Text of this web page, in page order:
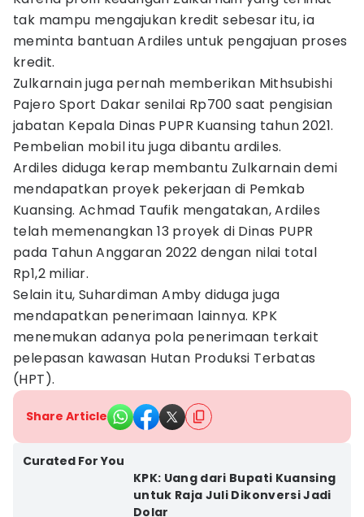
tak mampu mengajukan kredit sebesar itu, ia
meminta bantuan Ardiles untuk pengajuan proses
kredit.
Zulkarnain juga pernah memberikan Mithsubishi
Pajero Sport Dakar senilai Rp700 saat pengisian
jabatan Kepala Dinas PUPR Kuansing tahun 2021.
Pembelian mobil itu juga dibantu ardiles.
Ardiles diduga kerap membantu Zulkarnain demi
mendapatkan proyek pekerjaan di Pemkab
Kuansing. Achmad Taufik mengatakan, Ardiles
telah memenangkan 13 proyek di Dinas PUPR
pada Tahun Anggaran 2022 dengan nilai total
Rp1,2 miliar.
Selain itu, Suhardiman Amby diduga juga
mendapatkan penerimaan lainnya. KPK
menemukan adanya pola penerimaan terkait
pelepasan kawasan Hutan Produksi Terbatas
(HPT).
Share Article
Curated For You
KPK: Uang dari Bupati Kuansing
untuk Raja Juli Dikonversi Jadi
Dolar